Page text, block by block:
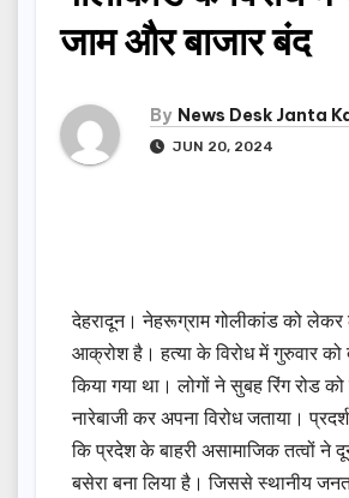
जाम और बाजार बंद
By News Desk Janta
JUN 20, 2024
देहरादून। नेहरूग्राम गोलीकांड को लेकर
आक्रोश है। हत्या के विरोध में गुरुवार को
किया गया था। लोगों ने सुबह रिंग रोड
नारेबाजी कर अपना विरोध जताया।
कि प्रदेश के बाहरी असामाजिक तत्वों ने
बसेरा बना लिया है। जिससे स्थानीय